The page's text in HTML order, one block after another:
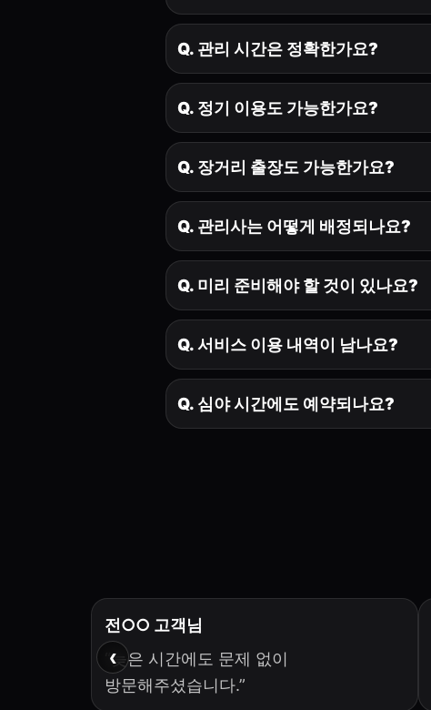
Q. 관리 시간은 정확한가요?
Q. 정기 이용도 가능한가요?
Q. 장거리 출장도 가능한가요?
Q. 관리사는 어떻게 배정되나요?
Q. 미리 준비해야 할 것이 있나요?
Q. 서비스 이용 내역이 남나요?
Q. 심야 시간에도 예약되나요?
‹
전○○ 고객님
“늦은 시간에도 문제 없이
방문해주셨습니다.”